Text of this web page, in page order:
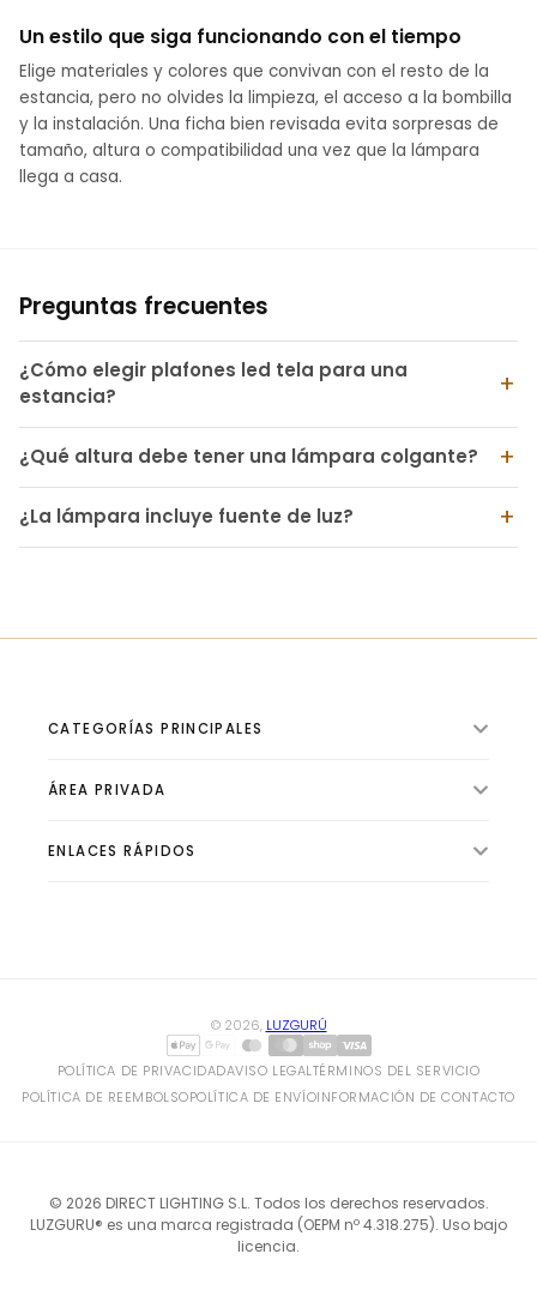
Un estilo que siga funcionando con el tiempo
Elige materiales y colores que convivan con el resto de la
estancia, pero no olvides la limpieza, el acceso a la bombilla
y la instalación. Una ficha bien revisada evita sorpresas de
tamaño, altura o compatibilidad una vez que la lámpara
llega a casa.
Preguntas frecuentes
¿Cómo elegir plafones led tela para una
estancia?
¿Qué altura debe tener una lámpara colgante?
¿La lámpara incluye fuente de luz?
CATEGORÍAS PRINCIPALES
ILUMINACIÓN INTERIOR
HOGAR Y ELECTRICIDAD
ÁREA PRIVADA
🛍️ Tienda
ENLACES RÁPIDOS
© 2026, LUZGURÚ
POLÍTICA DE PRIVACIDADAVISO LEGALTÉRMINOS DEL SERVICIO
POLÍTICA DE REEMBOLSOPOLÍTICA DE ENVÍOINFORMACIÓN DE CONTACTO
© 2026 DIRECT LIGHTING S.L. Todos los derechos reservados.
LUZGURU® es una marca registrada (OEPM nº 4.318.275). Uso bajo
licencia.